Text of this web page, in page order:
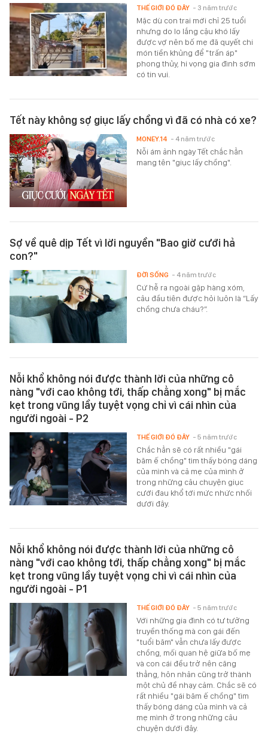
Mặc dù con trai mới chỉ 25 tuổi
nhưng do lo lắng cậu khó lấy
được vợ nên bố mẹ đã quyết chi
món tiền khủng để "trấn áp"
phong thủy, hi vọng gia đình sớm
có tin vui.
THẾ GIỚI ĐÓ ĐÂY - 3 năm trước
Tết này không sợ giục lấy chồng vì đã có nhà có xe?
Nỗi ám ảnh ngày Tết chắc hẳn
mang tên "giục lấy chồng".
MONEY.14 - 4 năm trước
Sợ về quê dịp Tết vì lời nguyền "Bao giờ cưới hả
con?"
Cứ hễ ra ngoài gặp hàng xóm,
câu đầu tiên được hỏi luôn là “Lấy
chồng chưa cháu?”.
ĐỜI SỐNG - 4 năm trước
Nỗi khổ không nói được thành lời của những cô
nàng "với cao không tới, thấp chẳng xong" bị mắc
kẹt trong vũng lầy tuyệt vọng chỉ vì cái nhìn của
người ngoài - P2
Chắc hẳn sẽ có rất nhiều "gái
băm ế chồng" tìm thấy bóng dáng
của mình và cả mẹ của mình ở
trong những câu chuyện giục
cưới đau khổ tới mức nhức nhối
dưới đây.
THẾ GIỚI ĐÓ ĐÂY - 5 năm trước
Nỗi khổ không nói được thành lời của những cô
nàng "với cao không tới, thấp chẳng xong" bị mắc
kẹt trong vũng lầy tuyệt vọng chỉ vì cái nhìn của
người ngoài - P1
Với những gia đình có tư tưởng
truyền thống mà con gái đến
"tuổi băm" vẫn chưa lấy được
chồng, mối quan hệ giữa bố mẹ
và con cái đều trở nên căng
thẳng, hôn nhân cũng trở thành
một chủ đề nhạy cảm. Chắc sẽ có
rất nhiều "gái băm ế chồng" tìm
thấy bóng dáng của mình và cả
mẹ mình ở trong những câu
chuyện dưới đây.
THẾ GIỚI ĐÓ ĐÂY - 5 năm trước